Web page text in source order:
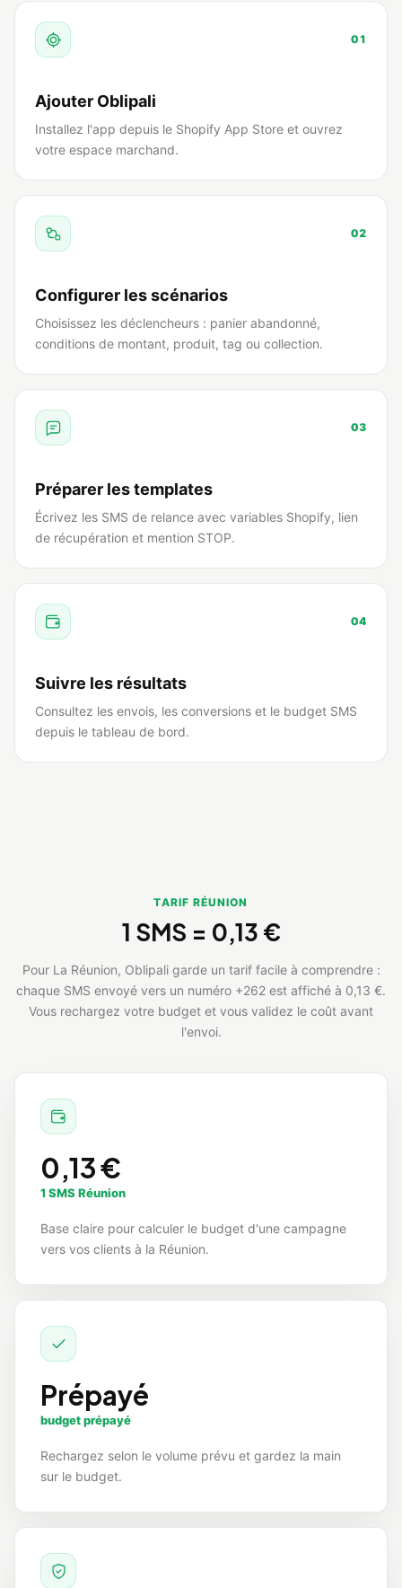
01
Ajouter Oblipali
Installez l'app depuis le Shopify App Store et ouvrez
votre espace marchand.
02
Configurer les scénarios
Choisissez les déclencheurs : panier abandonné,
conditions de montant, produit, tag ou collection.
03
Préparer les templates
Écrivez les SMS de relance avec variables Shopify, lien
de récupération et mention STOP.
04
Suivre les résultats
Consultez les envois, les conversions et le budget SMS
depuis le tableau de bord.
TARIF RÉUNION
1 SMS = 0,13 €
Pour La Réunion, Oblipali garde un tarif facile à comprendre :
chaque SMS envoyé vers un numéro +262 est affiché à 0,13 €.
Vous rechargez votre budget et vous validez le coût avant
l'envoi.
0,13 €
1 SMS Réunion
Base claire pour calculer le budget d'une campagne
vers vos clients à la Réunion.
Prépayé
budget prépayé
Rechargez selon le volume prévu et gardez la main
sur le budget.